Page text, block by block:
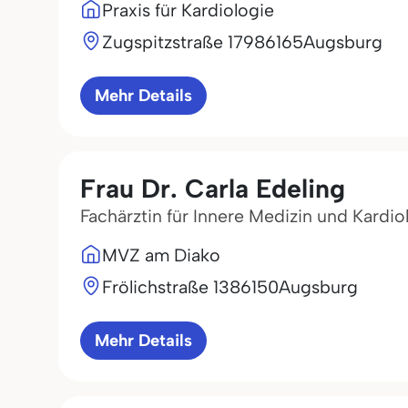
Praxis für Kardiologie
Zugspitzstraße 17986165Augsburg
Mehr Details
Frau Dr. Carla Edeling
Fachärztin für Innere Medizin und
MVZ am Diako
Frölichstraße 1386150Augsburg
Mehr Details